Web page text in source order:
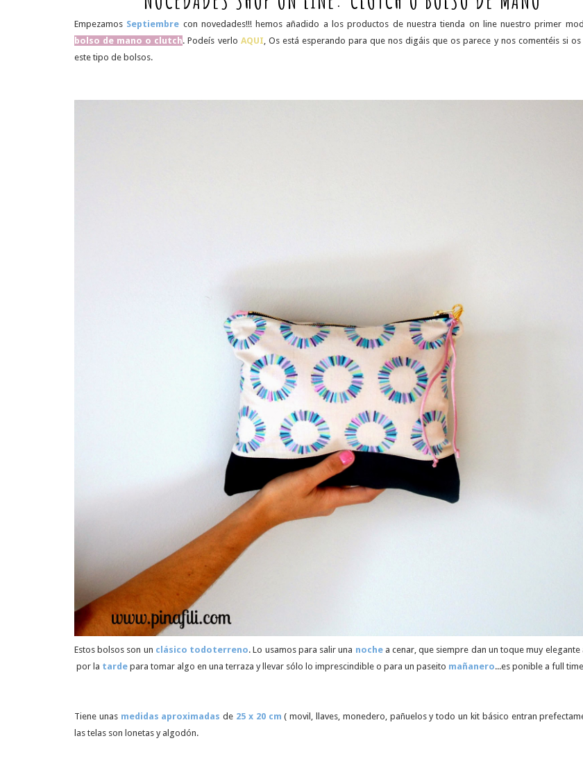
Empezamos Septiembre con novedades!!! hemos añadido a los productos de nuestra tienda on line nuestro primer
bolso de mano o clutch. Podeís verlo AQUI, Os está esperando para que nos digáis que os parece y nos comentéis si os
este tipo de bolsos.
Estos bolsos son un clásico todoterreno. Lo usamos para salir una nochea cenar, que siempre dan un toque muy elegante
por la tarde para tomar algo en una terraza y llevar sólo lo imprescindible o para un paseito mañanero...es ponible a full
Tiene unas medidas aproximadas de 25 x 20 cm ( movil, llaves, monedero, pañuelos y todo un kit básico entran
las telas son lonetas y algodón.